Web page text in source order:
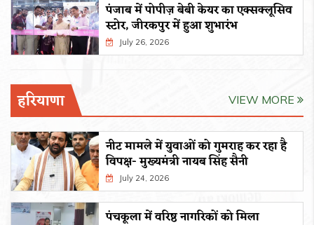
पंजाब में पोपीज़ बेबी केयर का एक्सक्लूसिव
स्टोर, जीरकपुर में हुआ शुभारंभ
July 26, 2026
हरियाणा VIEW MORE
नीट मामले में युवाओं को गुमराह कर रहा है
विपक्ष- मुख्यमंत्री नायब सिंह सैनी
July 24, 2026
पंचकूला में वरिष्ठ नागरिकों को मिला